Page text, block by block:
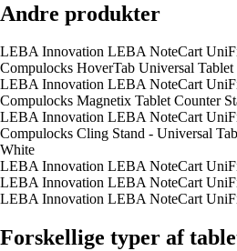
Andre produkter
LEBA Innovation LEBA NoteCart
Compulocks HoverTab Universal Tablet
LEBA Innovation LEBA NoteCart
Compulocks Magnetix Tablet Counter
LEBA Innovation LEBA NoteCart
Compulocks Cling Stand - Universal
White
LEBA Innovation LEBA NoteCart
LEBA Innovation LEBA NoteCart
LEBA Innovation LEBA NoteCart
Forskellige typer af